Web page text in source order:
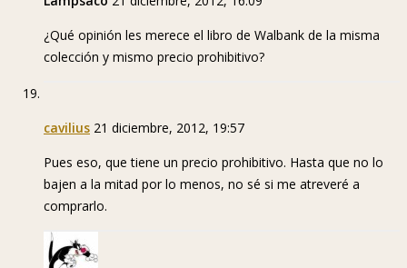
¿Qué opinión les merece el libro de Walbank de la misma
colección y mismo precio prohibitivo?
cavilius 21 diciembre, 2012, 19:57
Pues eso, que tiene un precio prohibitivo. Hasta que no lo
bajen a la mitad por lo menos, no sé si me atreveré a
comprarlo.